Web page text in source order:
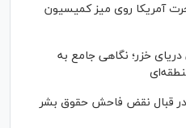
آمریکا روی میز کمیسیون
خزر؛ نگاهی جامع به
قبال نقض‌ فاحش حقوق بشر